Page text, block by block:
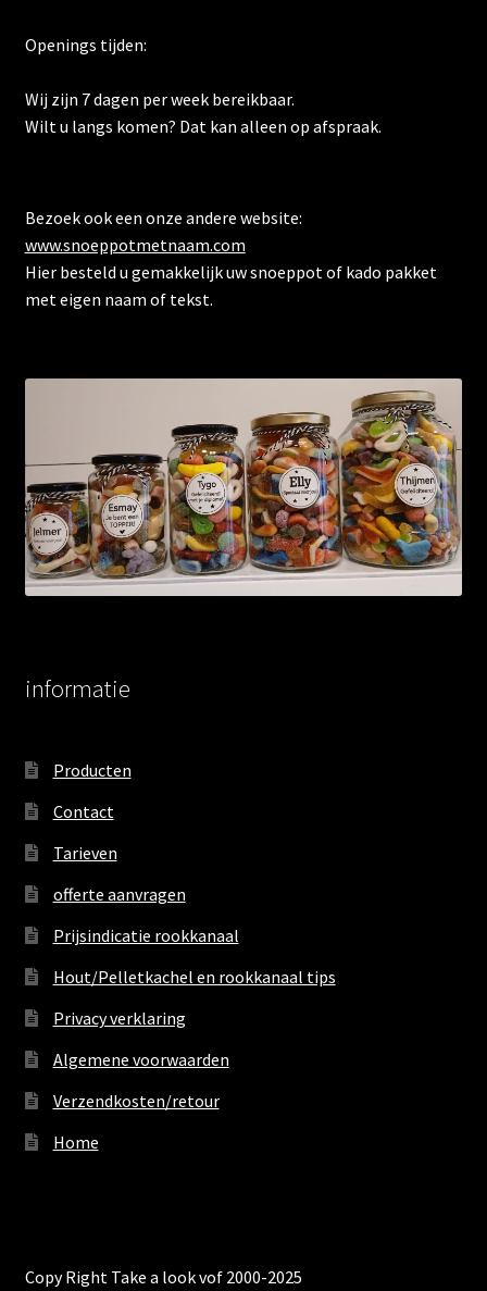
Openings tijden:
Wij zijn 7 dagen per week bereikbaar.
Wilt u langs komen? Dat kan alleen op afspraak.
Bezoek ook een onze andere website:
www.snoeppotmetnaam.com
Hier besteld u gemakkelijk uw snoeppot of kado pakket
met eigen naam of tekst.
informatie
Producten
Contact
Tarieven
offerte aanvragen
Prijsindicatie rookkanaal
Hout/Pelletkachel en rookkanaal tips
Privacy verklaring
Algemene voorwaarden
Verzendkosten/retour
Home
Copy Right Take a look vof 2000-2025